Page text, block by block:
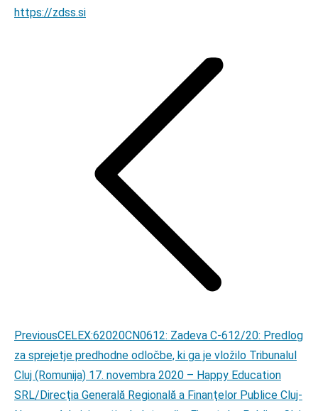
https://zdss.si
PreviousPrevious
post:
CELEX:62020CN0612: Zadeva C-612/20: Predlog
za sprejetje predhodne odločbe, ki ga je vložilo Tribunalul
Cluj (Romunija) 17. novembra 2020 – Happy Education
SRL/Direcţia Generală Regională a Finanţelor Publice Cluj-